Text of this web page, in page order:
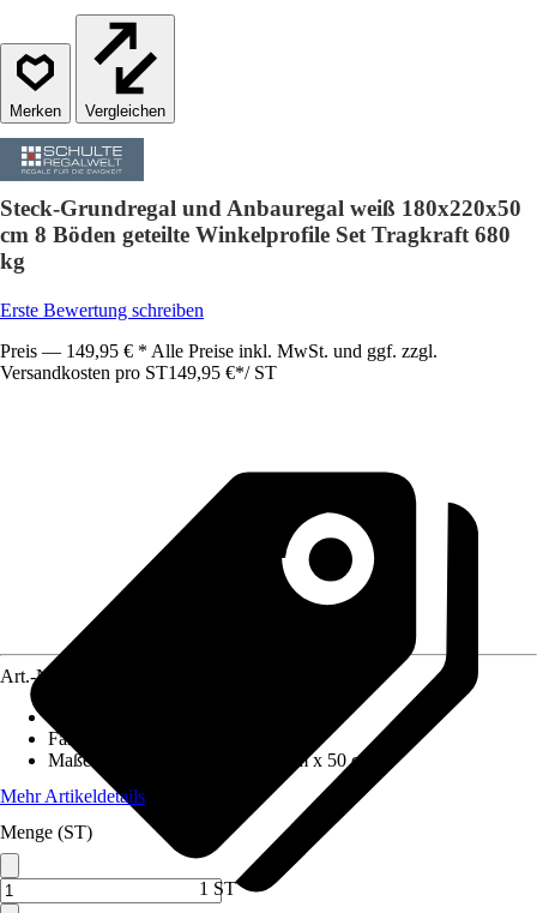
Vergleichen
Steck-Grundregal und Anbauregal weiß 180x220x50
cm 8 Böden geteilte Winkelprofile Set Tragkraft 680
kg
Erste Bewertung schreiben
Preis — 149,95 € * Alle Preise inkl. MwSt. und ggf. zzgl.
Versandkosten pro ST149,95 €*/ ST
Art.-Nr.
Farbton
Maße (BxHxT)
220 cm x 180 cm x 50 cm
Mehr Artikeldetails
Menge (ST)
1 ST